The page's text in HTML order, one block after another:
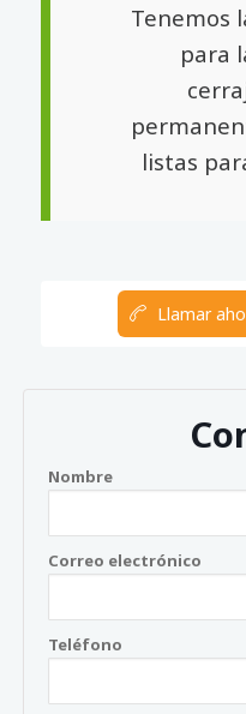
Tenemos
para
listas
Llamar
Nombre
Correo electrónico
Teléfono